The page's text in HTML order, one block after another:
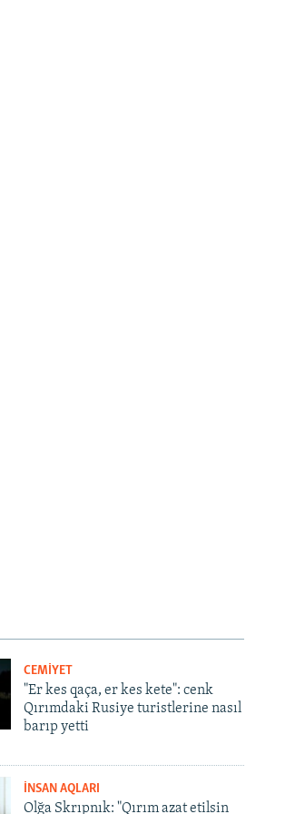
CEMİYET
"Er kes qaça, er kes kete": cenk
Qırımdaki Rusiye turistlerine nasıl
barıp yetti
İNSAN AQLARI
Olğa Skrıpnık: "Qırım azat etilsin